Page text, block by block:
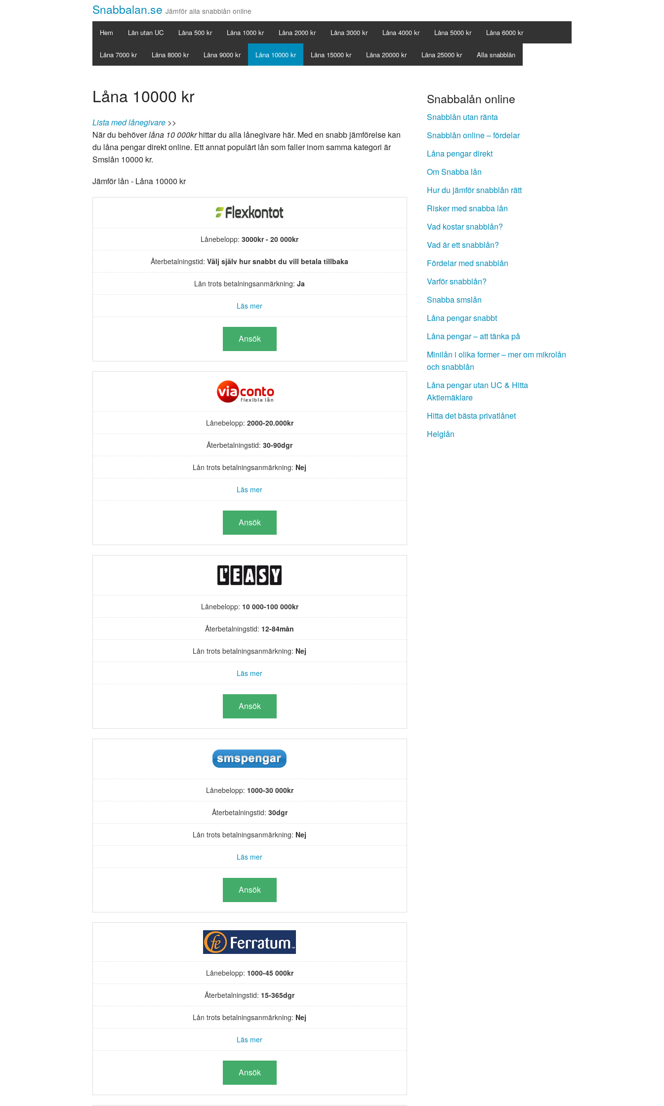
Snabbalan.se Jämför alla snabblån online
Hem Lån utan UC Låna 500 kr Låna 1000 kr Låna 2000 kr Låna 3000 kr Låna 4000 kr Låna 5000 kr Låna 6000 kr
Låna 7000 kr Låna 8000 kr Låna 9000 kr Låna 10000 kr Låna 15000 kr Låna 20000 kr Låna 25000 kr Alla snabblån
Låna 10000 kr
Lista med lånegivare >>
När du behöverlåna 10 000krhittar du alla lånegivare här. Med en snabb jämförelse kan
du låna pengar direkt online. Ett annat populärt lån som faller inom samma kategori är
Smslån 10000 kr.
Jämför lån - Låna 10000 kr
Lånebelopp:3000kr - 20 000kr
Återbetalningstid:Välj själv hur snabbt du vill betala tillbaka
Lån trots betalningsanmärkning:Ja
Läs mer
Ansök
Lånebelopp: 2000-20.000kr
Återbetalningstid:30-90dgr
Lån trots betalningsanmärkning: Nej
Läs mer
Ansök
Lånebelopp: 10 000-100 000kr
Återbetalningstid: 12-84mån
Lån trots betalningsanmärkning: Nej
Läs mer
Ansök
Lånebelopp: 1000-30 000kr
Återbetalningstid: 30dgr
Lån trots betalningsanmärkning: Nej
Läs mer
Ansök
Lånebelopp: 1000-45 000kr
Återbetalningstid: 15-365dgr
Lån trots betalningsanmärkning: Nej
Läs mer
Ansök
Snabbalån online
Snabblån utan ränta
Snabblån online – fördelar
Låna pengar direkt
Om Snabba lån
Hur du jämför snabblån rätt
Risker med snabba lån
Vad kostar snabblån?
Vad är ett snabblån?
Fördelar med snabblån
Varför snabblån?
Snabba smslån
Låna pengar snabbt
Låna pengar – att tänka på
Minilån i olika former – mer om mikrolån
och snabblån
Låna pengar utan UC & Hitta
Aktiemäklare
Hitta det bästa privatlånet
Helglån